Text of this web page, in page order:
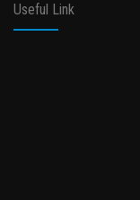
Useful Link